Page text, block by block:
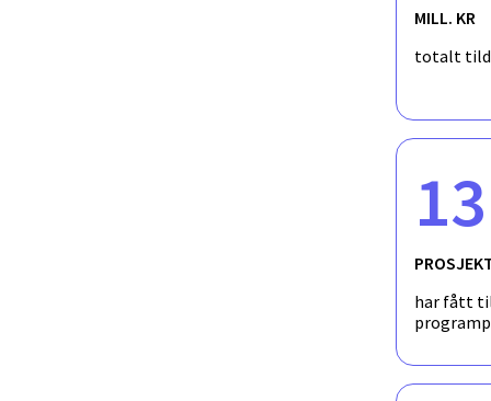
MILL. KR
totalt
har fått